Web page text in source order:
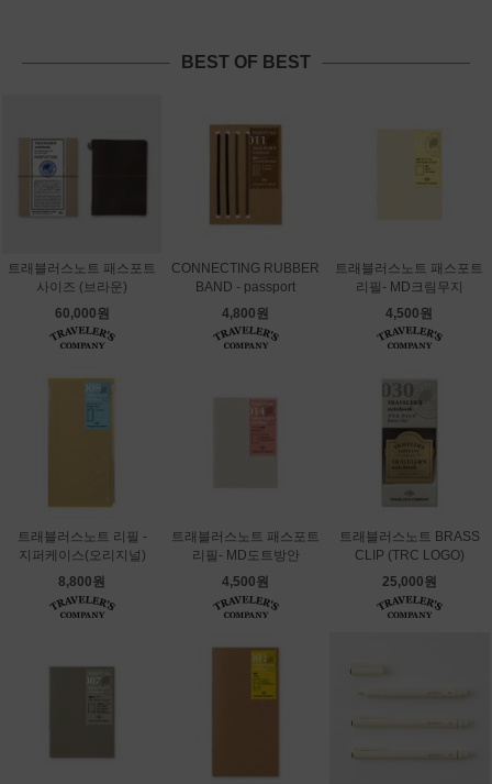
BEST OF BEST
트래블러스노트 패스포트
사이즈 (브라운)
60,000원
CONNECTING RUBBER
BAND - passport
4,800원
트래블러스노트 패스포트
리필- MD크림무지
4,500원
트래블러스노트 리필 -
지퍼케이스(오리지널)
8,800원
트래블러스노트 패스포트
리필- MD도트방안
4,500원
트래블러스노트 BRASS
CLIP (TRC LOGO)
25,000원